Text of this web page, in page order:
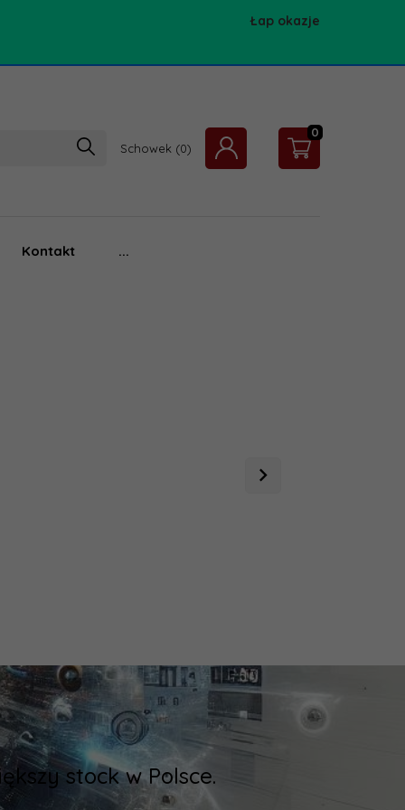
Łap okazje
Schowek
0
Kontakt ...
stock w Polsce.